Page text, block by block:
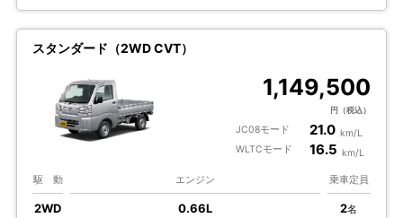
スタンダード（2WD CVT）
1,149,500
円（税込）
JC08モード 21.0 km/L
WLTCモード
16.5 km/L
駆 動
2WD
エンジン
0.66L
乗車定員
2名